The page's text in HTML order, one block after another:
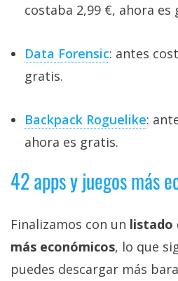
costaba 2,99 €, ahora es
Data Forensic: antes
gratis.
Backpack Roguelike:
ahora es gratis.
42 apps y juegos más
Finalizamos con un listado
más económicos, lo que
puedes descargar más